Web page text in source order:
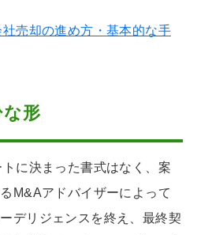
売却の進め方・基本的な手
形
に決まった書式はなく、案
M&Aアドバイザーによって
デリジェンスを終え、最終契